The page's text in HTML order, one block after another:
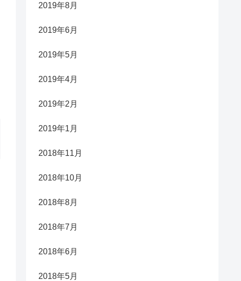
2019年8月
2019年6月
2019年5月
2019年4月
2019年2月
2019年1月
2018年11月
2018年10月
2018年8月
2018年7月
2018年6月
2018年5月